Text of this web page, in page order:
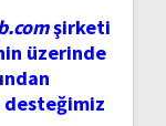
şirketi
üzerinde
desteğimiz